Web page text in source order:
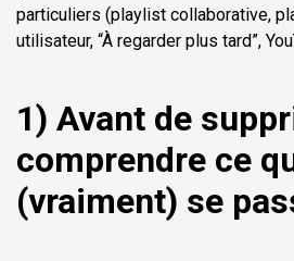
particuliers (playlist collaborative,
utilisateur, “À regarder plus tard”,
1) Avant de
comprendre ce
(vraiment) se